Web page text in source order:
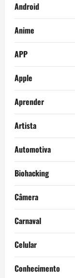
Android
Anime
APP
Apple
Aprender
Artista
Automotiva
Biohacking
Câmera
Carnaval
Celular
Conhecimento